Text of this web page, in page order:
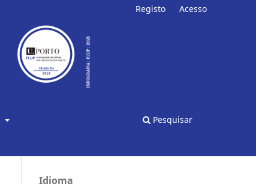
Pesquisar
Registo Acesso
Idioma